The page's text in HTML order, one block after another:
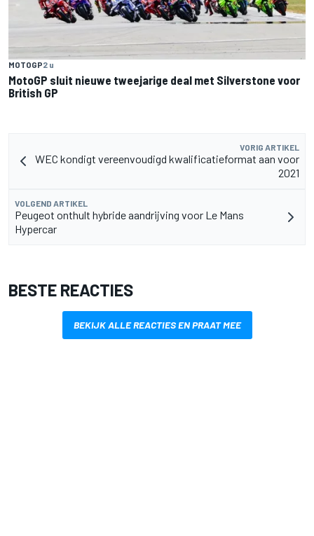
MOTOGP2 u
MotoGP sluit nieuwe tweejarige deal met Silverstone voor
British GP
VORIG ARTIKEL
WEC kondigt vereenvoudigd kwalificatieformat aan voor
2021
VOLGEND ARTIKEL
Peugeot onthult hybride aandrijving voor Le Mans
Hypercar
BESTE REACTIES
BEKIJK ALLE REACTIES EN PRAAT MEE